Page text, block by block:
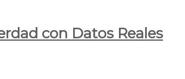
con Datos Reales